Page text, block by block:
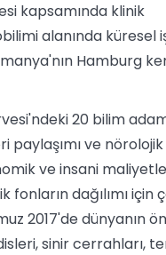
kapsamında klinik
alanında küresel
Hamburg
20 bilim
paylaşımı ve nörolojik
ve insani
dağılımı için
2017'de dünyanın
sinir cerrahları,